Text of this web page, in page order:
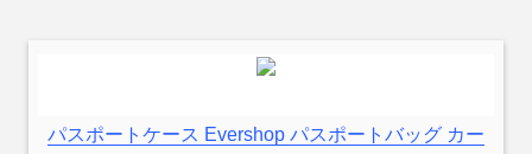
パスポートケース Evershop パスポートバッグ カー